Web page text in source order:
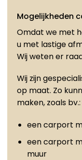
Mogelijkheden
Omdat we met
u met lastige
Wij weten er
Wij zijn
op maat. Zo
maken, zoals bv.:
een carport
een carport
muur